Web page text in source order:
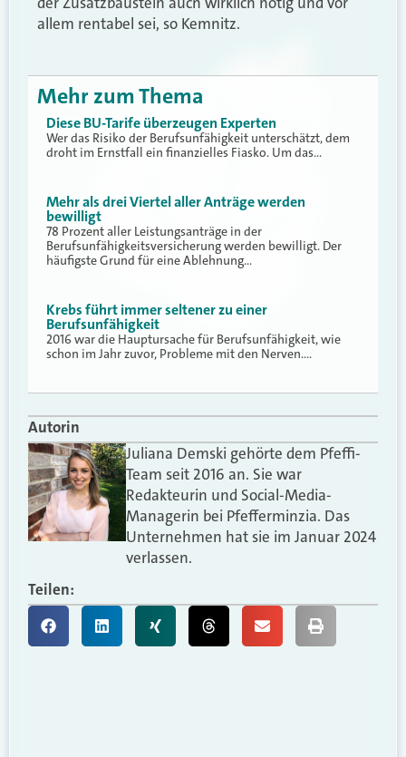
allem rentabel sei, so Kemnitz.
Mehr zum Thema
Diese BU-Tarife überzeugen Experten
Wer das Risiko der Berufsunfähigkeit unterschätzt, dem
droht im Ernstfall ein finanzielles Fiasko. Um das…
Mehr als drei Viertel aller Anträge werden
bewilligt
78 Prozent aller Leistungsanträge in der
Berufsunfähigkeitsversicherung werden bewilligt. Der
häufigste Grund für eine Ablehnung…
Krebs führt immer seltener zu einer
Berufsunfähigkeit
2016 war die Hauptursache für Berufsunfähigkeit, wie
schon im Jahr zuvor, Probleme mit den Nerven.…
Autorin
Juliana Demski gehörte dem Pfeffi-
Team seit 2016 an. Sie war
Redakteurin und Social-Media-
Managerin bei Pfefferminzia. Das
Unternehmen hat sie im Januar 2024
verlassen.
Teilen: